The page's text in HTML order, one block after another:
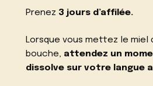
Prenez 3 jours d’affilée.
Lorsque vous mettez le miel
bouche, attendez un
dissolve sur votre langue